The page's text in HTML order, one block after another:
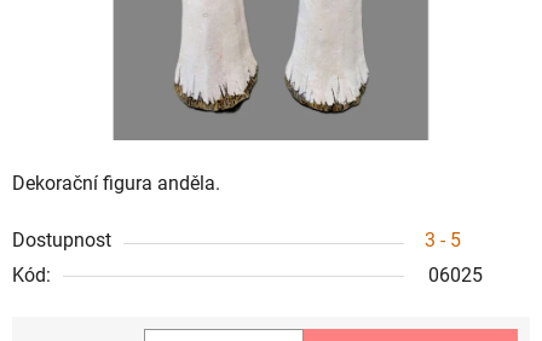
Dekorační figura anděla.
Dostupnost
3 - 5
Kód:
06025